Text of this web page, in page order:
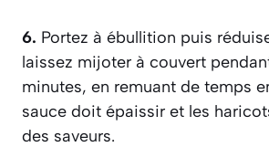
6. Portez à ébullition puis
laissez mijoter à couvert
minutes, en remuant de temps
sauce doit épaissir et les
des saveurs.